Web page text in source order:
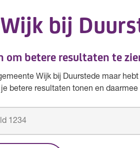
bij
om betere resultaten te
Wijk bij Duurstede maar
betere resultaten tonen en daarmee